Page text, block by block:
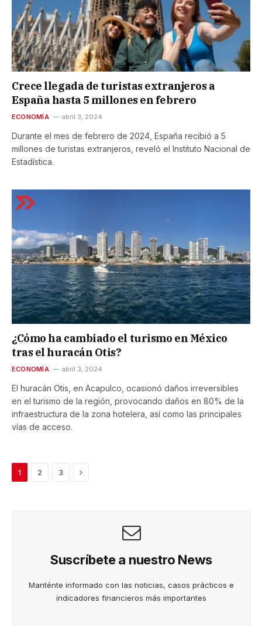
Crece llegada de turistas extranjeros a
España hasta 5 millones en febrero
ECONOMÍA abril 3, 2024
Durante el mes de febrero de 2024, España recibió a 5
millones de turistas extranjeros, reveló el Instituto Nacional de
Estadística.
¿Cómo ha cambiado el turismo en México
tras el huracán Otis?
ECONOMÍA abril 3, 2024
El huracán Otis, en Acapulco, ocasionó daños irreversibles
en el turismo de la región, provocando daños en 80% de la
infraestructura de la zona hotelera, así como las principales
vías de acceso.
1 2 3 Next
Suscríbete a nuestro News
Manténte informado con las noticias, casos prácticos e
indicadores financieros más importantes